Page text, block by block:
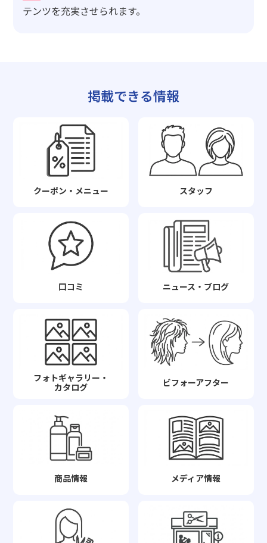
テンツを充実させられます。
掲載できる情報
クーポン・メニュー スタッフ
口コミ ニュース・ブログ
フォトギャラリー・
カタログ
ビフォーアフター
商品情報 メディア情報